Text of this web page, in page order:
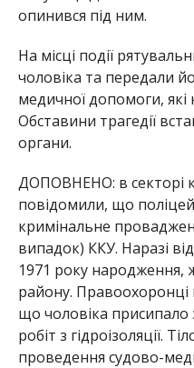
опинився під ним.
На місці події
чоловіка та передали
медичної допомоги, які
Обставини трагедії
органи.
ДОПОВНЕНО: в секторі
повідомили, що
кримінальне
випадок) ККУ. Наразі
1971 року народження,
району.
що чоловіка
робіт з гідроізоляції.
проведення судово-